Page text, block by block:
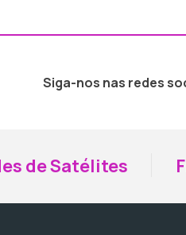
Siga-nos nas redes
de Satélites